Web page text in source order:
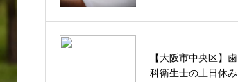
【大阪市中央区】歯
科衛生士の土日休み
【驚き】口ゴボがか
わいい芸能人たち！